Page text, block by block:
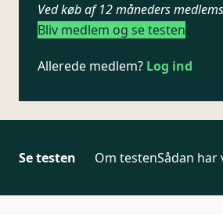
Ved køb af 12 måneders
Bliv medlem og se testen
Allerede medlem? Log ind
Se testen Om testenSådan har